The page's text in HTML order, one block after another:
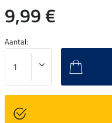
9,99 €
Aantal: